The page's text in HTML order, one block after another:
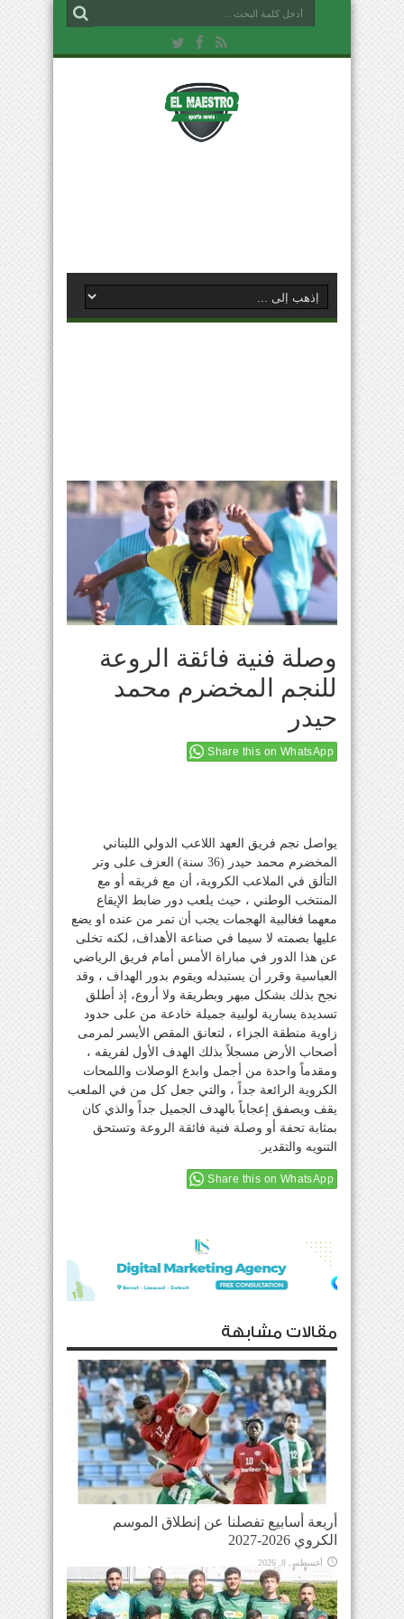
وصلة فنية فائقة الروعة
للنجم المخضرم محمد
حيدر
Share this on WhatsApp
يواصل نجم فريق العهد اللاعب الدولي اللبناني
المخضرم محمد حيدر (36 سنة) العزف على وتر
التألق في الملاعب الكروية، أن مع فريقه أو مع
المنتخب الوطني ، حيث يلعب دور ضابط الإيقاع
معهما فغالبية الهجمات يجب أن تمر من عنده او يضع
عليها بصمته لا سيما في صناعة الأهداف، لكنه تخلى
عن هذا الدور في مباراة الأمس أمام فريق الرياضي
العباسية وقرر أن يستبدله ويقوم بدور الهداف ، وقد
نجح بذلك بشكل مبهر وبطريقة ولا أروع، إذ أطلق
تسديدة يسارية لولبية جميلة خادعة من على حدود
زاوية منطقة الجزاء ، لتعانق المقص الأيسر لمرمى
أصحاب الأرض مسجلاً بذلك الهدف الأول لفريقه ،
ومقدماً واحدة من أجمل وابدع الوصلات واللمحات
الكروية الرائعة جداً ، والتي جعل كل من في الملعب
يقف ويصفق إعجاباً بالهدف الجميل جداً والذي كان
بمثابة تحفة أو وصلة فنية فائقة الروعة وتستحق
التنويه والتقدير.
Share this on WhatsApp
مقالات مشابهة
أربعة أسابيع تفصلنا عن إنطلاق الموسم
الكروي 2026-2027
أغسطس 8, 2026